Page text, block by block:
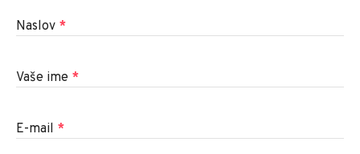
Naslov *
Vaše ime *
E-mail *